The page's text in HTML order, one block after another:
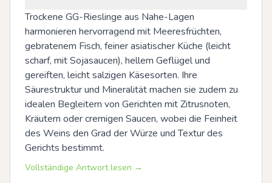
Trockene GG-Rieslinge aus Nahe-Lagen
harmonieren hervorragend mit Meeresfrüchten,
gebratenem Fisch, feiner asiatischer Küche (leicht
scharf, mit Sojasaucen), hellem Geflügel und
gereiften, leicht salzigen Käsesorten. Ihre
Säurestruktur und Mineralität machen sie zudem zu
idealen Begleitern von Gerichten mit Zitrusnoten,
Kräutern oder cremigen Saucen, wobei die Feinheit
des Weins den Grad der Würze und Textur des
Gerichts bestimmt.
Vollständige Antwort lesen →